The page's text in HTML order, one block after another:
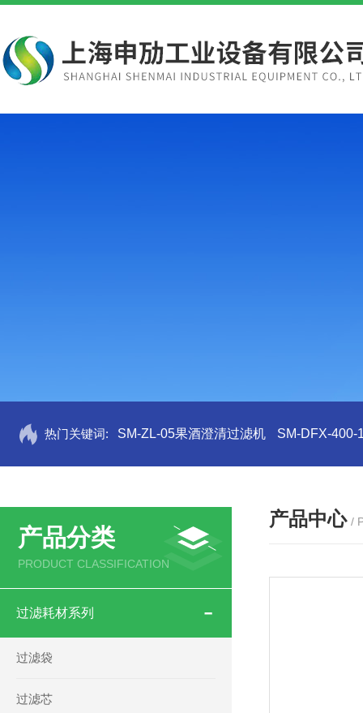
热门关键词: SM-ZL-05果酒澄清过滤机 SM-DFX-400-
产品分类
PRODUCT CLASSIFICATION
过滤耗材系列
过滤袋
过滤芯
产品中心 /